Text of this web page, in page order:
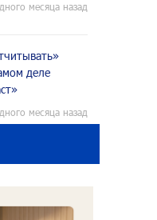
месяца назад
деле
месяца назад
почему тема
оппозиции -
месяца назад